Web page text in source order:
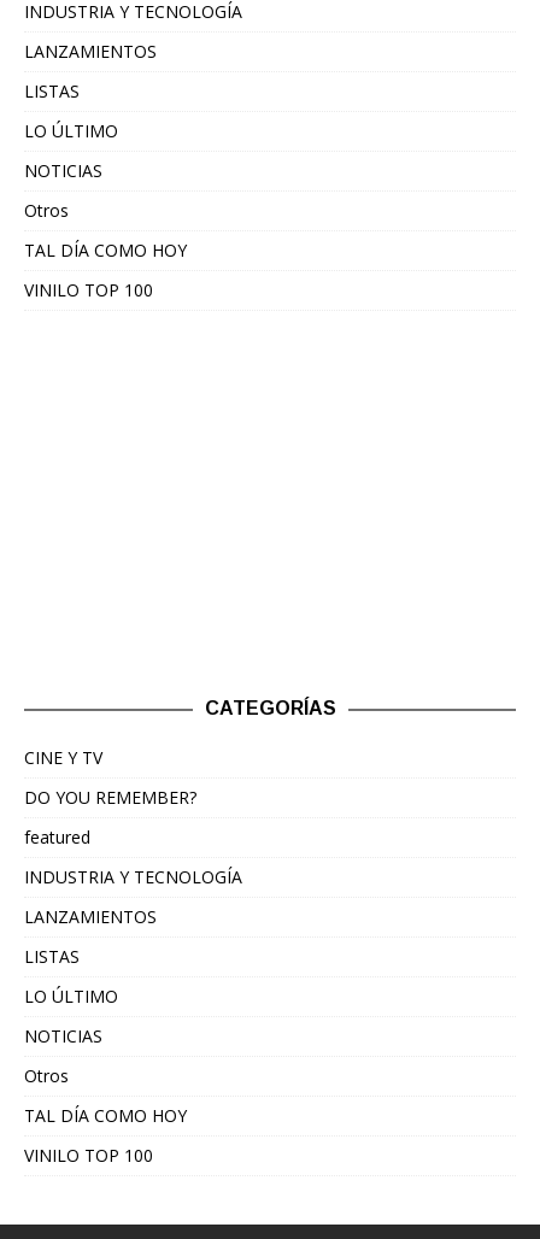
INDUSTRIA Y TECNOLOGÍA
LANZAMIENTOS
LISTAS
LO ÚLTIMO
NOTICIAS
Otros
TAL DÍA COMO HOY
VINILO TOP 100
CATEGORÍAS
CINE Y TV
DO YOU REMEMBER?
featured
INDUSTRIA Y TECNOLOGÍA
LANZAMIENTOS
LISTAS
LO ÚLTIMO
NOTICIAS
Otros
TAL DÍA COMO HOY
VINILO TOP 100